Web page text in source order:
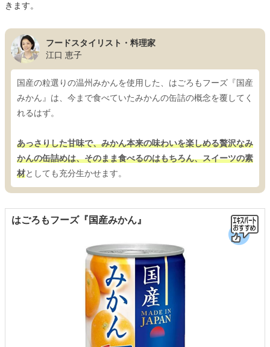
きます。
フードスタイリスト・料理家
江口 恵子
国産の粒選りの温州みかんを使用した、はごろもフーズ『国産
みかん』は、今まで食べていたみかんの缶詰の概念を覆してく
れるはず。
あっさりした甘味で、みかん本来の味わいを楽しめる贅沢なみ
かんの缶詰めは、そのまま食べるのはもちろん、スイーツの素
材としても充分生かせます。
はごろもフーズ『国産みかん』